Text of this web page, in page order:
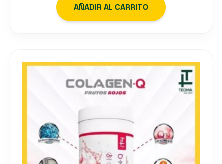
AÑADIR AL CARRITO